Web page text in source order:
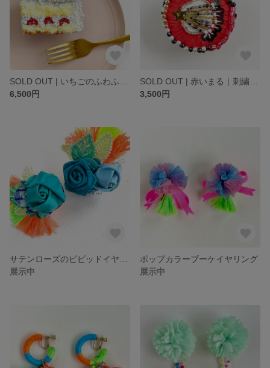
6,500円
3,500円
展示中
ポップカラーブーケイヤリング
展示中